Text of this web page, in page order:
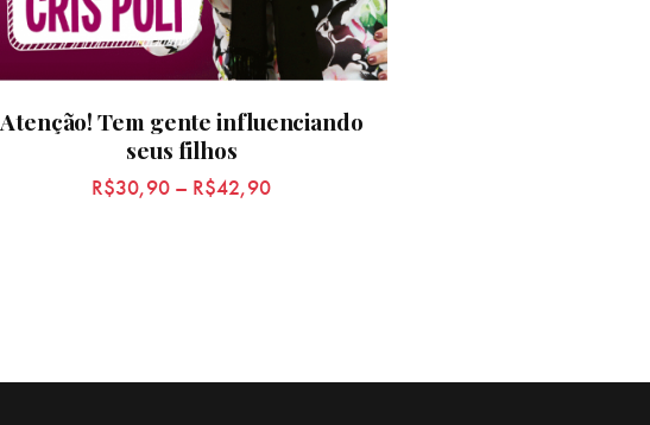
Atenção! Tem gente influenciando
seus filhos
R$30,90 – R$42,90